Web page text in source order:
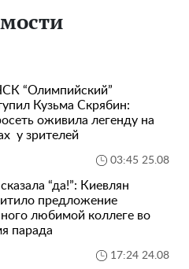
“Олимпийский”
Кузьма Скрябин:
оживила легенду на
у зрителей
03:45 25.08
“да!”: Киевлян
предложение
любимой коллеге во
парада
17:24 24.08